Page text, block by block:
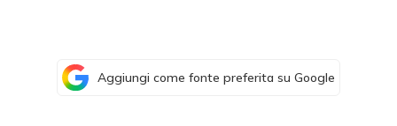
Aggiungi come fonte preferita su Google